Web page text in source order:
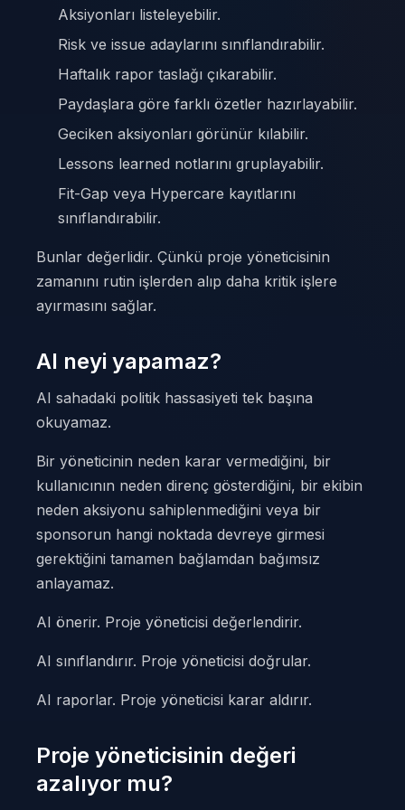
Aksiyonları listeleyebilir.
Risk ve issue adaylarını sınıflandırabilir.
Haftalık rapor taslağı çıkarabilir.
Paydaşlara göre farklı özetler hazırlayabilir.
Geciken aksiyonları görünür kılabilir.
Lessons learned notlarını gruplayabilir.
Fit-Gap veya Hypercare kayıtlarını
sınıflandırabilir.
Bunlar değerlidir. Çünkü proje yöneticisinin
zamanını rutin işlerden alıp daha kritik işlere
ayırmasını sağlar.
AI neyi yapamaz?
AI sahadaki politik hassasiyeti tek başına
okuyamaz.
Bir yöneticinin neden karar vermediğini, bir
kullanıcının neden direnç gösterdiğini, bir ekibin
neden aksiyonu sahiplenmediğini veya bir
sponsorun hangi noktada devreye girmesi
gerektiğini tamamen bağlamdan bağımsız
anlayamaz.
AI önerir. Proje yöneticisi değerlendirir.
AI sınıflandırır. Proje yöneticisi doğrular.
AI raporlar. Proje yöneticisi karar aldırır.
Proje yöneticisinin değeri
azalıyor mu?